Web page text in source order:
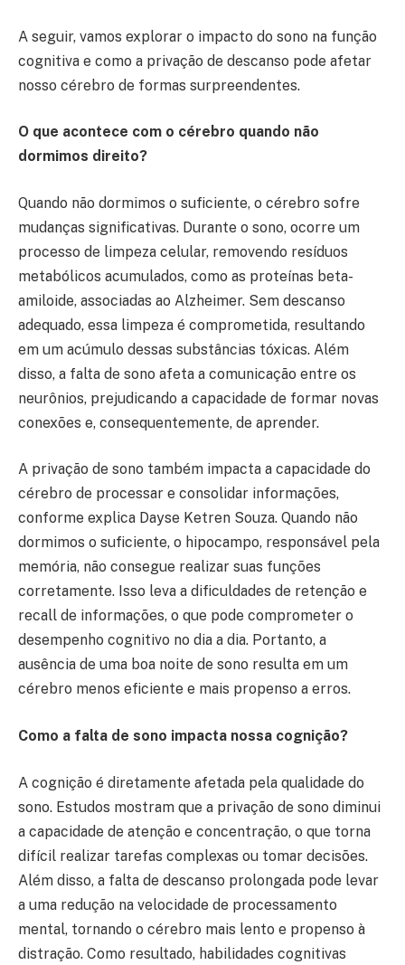
A seguir, vamos explorar o impacto do sono na função
cognitiva e como a privação de descanso pode afetar
nosso cérebro de formas surpreendentes.
O que acontece com o cérebro quando não
dormimos direito?
Quando não dormimos o suficiente, o cérebro sofre
mudanças significativas. Durante o sono, ocorre um
processo de limpeza celular, removendo resíduos
metabólicos acumulados, como as proteínas beta-
amiloide, associadas ao Alzheimer. Sem descanso
adequado, essa limpeza é comprometida, resultando
em um acúmulo dessas substâncias tóxicas. Além
disso, a falta de sono afeta a comunicação entre os
neurônios, prejudicando a capacidade de formar novas
conexões e, consequentemente, de aprender.
A privação de sono também impacta a capacidade do
cérebro de processar e consolidar informações,
conforme explica Dayse Ketren Souza. Quando não
dormimos o suficiente, o hipocampo, responsável pela
memória, não consegue realizar suas funções
corretamente. Isso leva a dificuldades de retenção e
recall de informações, o que pode comprometer o
desempenho cognitivo no dia a dia. Portanto, a
ausência de uma boa noite de sono resulta em um
cérebro menos eficiente e mais propenso a erros.
Como a falta de sono impacta nossa cognição?
A cognição é diretamente afetada pela qualidade do
sono. Estudos mostram que a privação de sono diminui
a capacidade de atenção e concentração, o que torna
difícil realizar tarefas complexas ou tomar decisões.
Além disso, a falta de descanso prolongada pode levar
a uma redução na velocidade de processamento
mental, tornando o cérebro mais lento e propenso à
distração. Como resultado, habilidades cognitivas